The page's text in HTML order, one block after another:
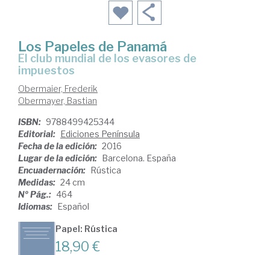
Los Papeles de Panamá
el club mundial de los evasores de
impuestos
Obermaier, Frederik
Obermayer, Bastian
ISBN: 9788499425344
Editorial: Ediciones Península
Fecha de la edición: 2016
Lugar de la edición: Barcelona. España
Encuadernación: Rústica
Medidas: 24 cm
Nº Pág.: 464
Idiomas: Español
Papel: Rústica
18,90 €